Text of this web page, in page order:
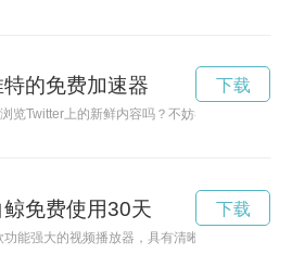
的免费加速器
览Twitter上的新鲜内容吗？不妨尝试一款免费
下载
免费使用30天
功能强大的视频播放器，具有清晰流畅的画质和
下载